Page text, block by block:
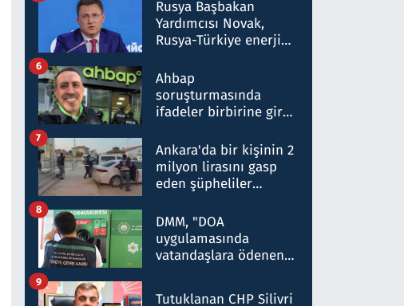
Rusya Başbakan
Yardımcısı Novak,
Rusya-Türkiye enerji
nitelikte olduğunu
belirtti
Ahbap
soruşturmasında
ifadeler birbirine girdi:
ifadelerinden ortaya
çıkan tablo şok etti
6
Ankara'da bir kişinin 2
milyon lirasını gasp
eden şüpheliler
7
DMM, "DOA
uygulamasında
vatandaşlara ödenen
düşürüldüğü" iddiasını
8
Tutuklanan CHP Silivri
9